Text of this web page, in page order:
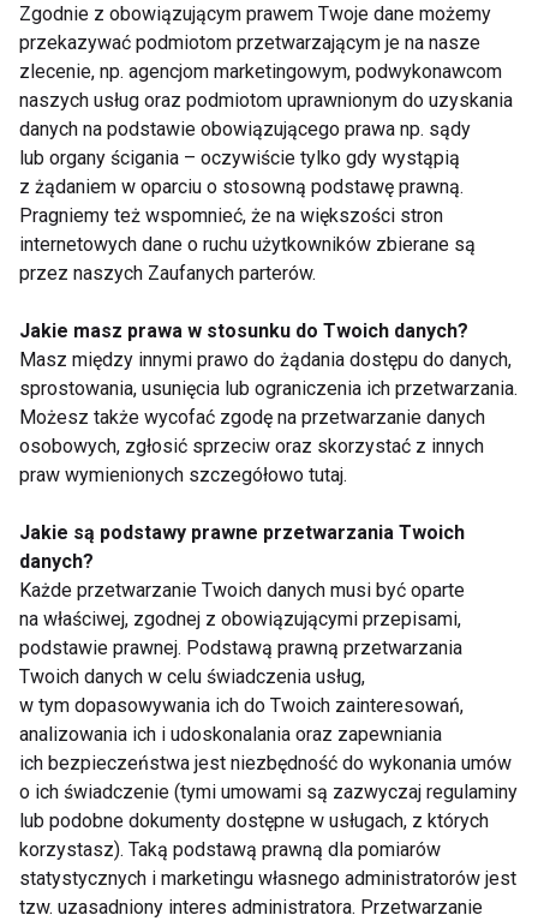
Insulinooporność
dotyka coraz więcej
Nadmierne
wydzielanie insuliny.
Jak z nim walczyć?
Hormony, Hashimoto,
Insulinooporność
czyli o krok od
cukrzycy
Pokaż więcej
Zdrowie
Klinika Implantologii -
nowoczesne
rozwiązania dla
zdrowego i pięknego
uśmiechu
Jakie zabiegi
stomatologiczne
pomogą Ci zadbać o
piękny uśmiech?
Zgodnie z obowiązującym prawem Twoje dane możemy
przekazywać podmiotom przetwarzającym je na nasze
zlecenie, np. agencjom marketingowym, podwykonawcom
naszych usług oraz podmiotom uprawnionym do uzyskania
danych na podstawie obowiązującego prawa np. sądy
lub organy ścigania – oczywiście tylko gdy wystąpią
z żądaniem w oparciu o stosowną podstawę prawną.
Pragniemy też wspomnieć, że na większości stron
internetowych dane o ruchu użytkowników zbierane są
przez naszych Zaufanych parterów.
Jakie masz prawa w stosunku do Twoich danych?
Masz między innymi prawo do żądania dostępu do danych,
sprostowania, usunięcia lub ograniczenia ich przetwarzania.
Możesz także wycofać zgodę na przetwarzanie danych
osobowych, zgłosić sprzeciw oraz skorzystać z innych
praw wymienionych szczegółowo tutaj.
Jakie są podstawy prawne przetwarzania Twoich
danych?
Każde przetwarzanie Twoich danych musi być oparte
na właściwej, zgodnej z obowiązującymi przepisami,
podstawie prawnej. Podstawą prawną przetwarzania
Twoich danych w celu świadczenia usług,
w tym dopasowywania ich do Twoich zainteresowań,
analizowania ich i udoskonalania oraz zapewniania
ich bezpieczeństwa jest niezbędność do wykonania umów
o ich świadczenie (tymi umowami są zazwyczaj regulaminy
lub podobne dokumenty dostępne w usługach, z których
korzystasz). Taką podstawą prawną dla pomiarów
statystycznych i marketingu własnego administratorów jest
tzw. uzasadniony interes administratora. Przetwarzanie